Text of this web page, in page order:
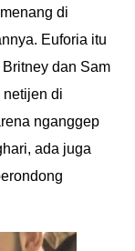
di
Euforia itu
dan Sam
netijen di
nganggep
ada juga